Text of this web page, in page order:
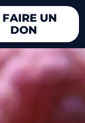
FAIRE UN
DON